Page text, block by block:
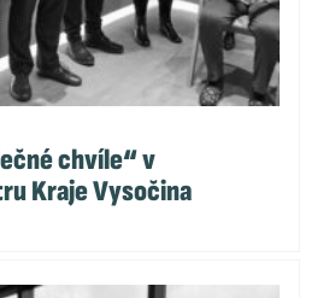
chvíle“ v
Kraje Vysočina